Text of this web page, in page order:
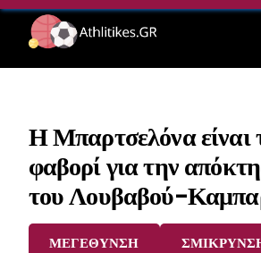
Skip
content
Η Μπαρτσελόνα είναι
φαβορί για την
του Λουβαβού-
ΜΕΓΕΘΥΝΣΗ